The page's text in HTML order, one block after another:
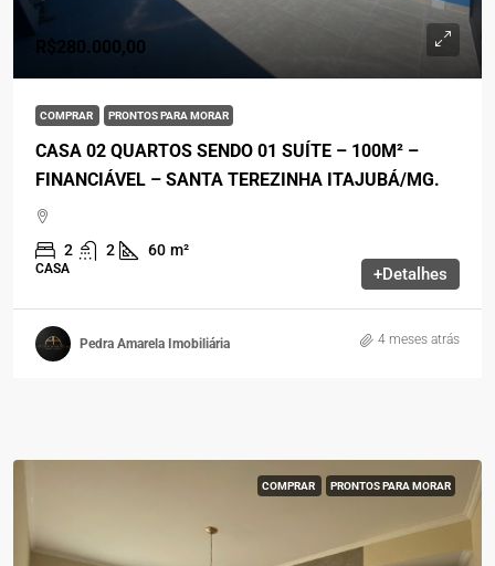
R$280.000,00
COMPRAR PRONTOS PARA MORAR
CASA 02 QUARTOS SENDO 01 SUÍTE – 100M² –
FINANCIÁVEL – SANTA TEREZINHA ITAJUBÁ/MG.
2 2 60 m²
CASA +Detalhes
Pedra Amarela Imobiliária 4 meses atrás
COMPRAR PRONTOS PARA MORAR